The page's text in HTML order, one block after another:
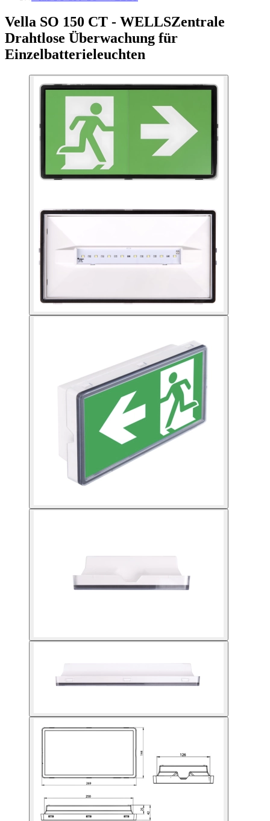
Vella SO 150 CT - WELLSZentrale
Drahtlose Überwachung für
Einzelbatterieleuchten